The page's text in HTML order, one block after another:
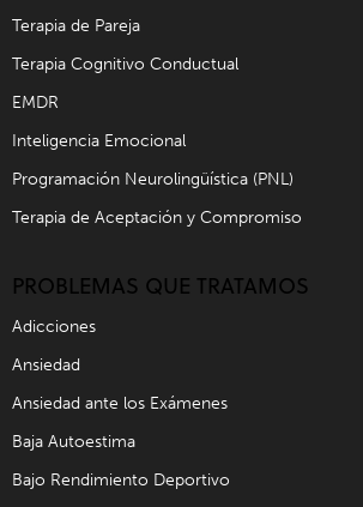
Terapia de Pareja
Terapia Cognitivo Conductual
EMDR
Inteligencia Emocional
Programación Neurolingüística (PNL)
Terapia de Aceptación y Compromiso
PROBLEMAS QUE TRATAMOS
Adicciones
Ansiedad
Ansiedad ante los Exámenes
Baja Autoestima
Bajo Rendimiento Deportivo